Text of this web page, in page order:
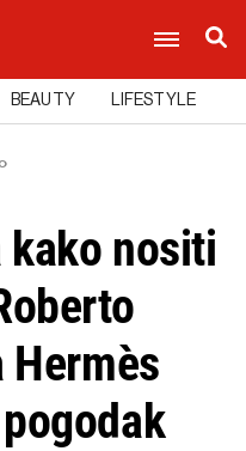
BEAUTY LIFESTYLE
kako nositi